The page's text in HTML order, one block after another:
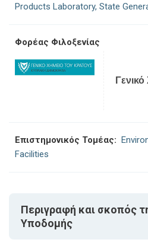
Products Laboratory, State
Φορέας Φιλοξενίας
Επιστημονικός Τομέας:
Facilities
Περιγραφή και σκοπός
Υποδομής